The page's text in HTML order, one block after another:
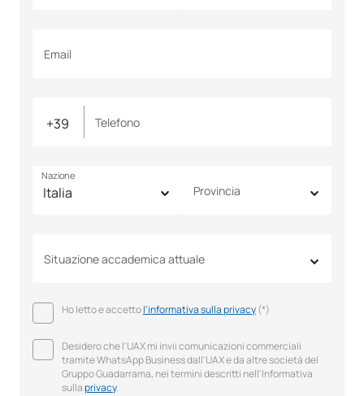
Email
Telefono
Nazione
Provincia
Situazione accademica attuale
Ho letto e accettol'informativa sulla privacy(*)
Desidero che l'UAX mi invii comunicazioni commerciali
tramite WhatsApp Business dall'UAX e da altre società del
Gruppo Guadarrama, nei termini descritti nell'Informativa
sullaprivacy.